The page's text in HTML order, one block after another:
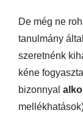
De még ne
tanulmány
szeretnénk
kéne
bizonnyal